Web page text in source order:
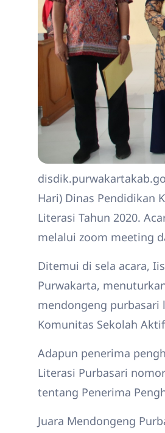
Hari) Dinas Pendidikan
Literasi Tahun 2020.
melalui zoom meeting
Ditemui di sela acara,
Purwakarta,
mendongeng purbasari
Komunitas Sekolah
Adapun penerima
Literasi Purbasari
tentang Penerima
Juara Mendongeng